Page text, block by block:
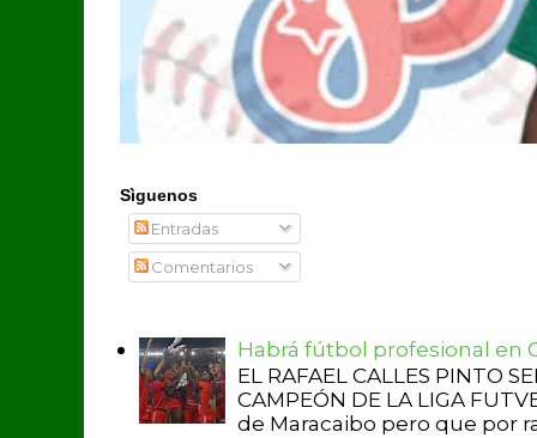
Sìguenos
Entradas
Comentarios
Habrá fútbol profesional en
EL RAFAEL CALLES PINTO
CAMPEÓN DE LA LIGA
de Maracaibo pero que por